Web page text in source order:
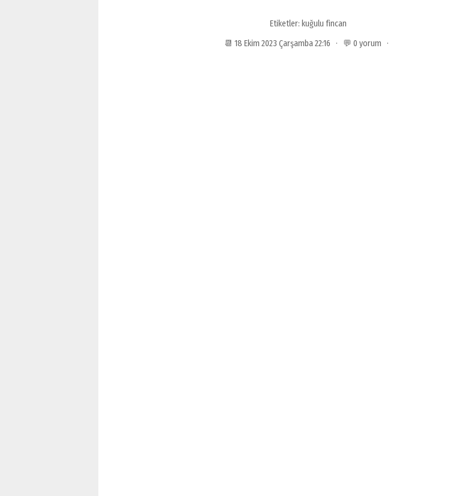
Etiketler: kuğulu fincan
📆 18 Ekim 2023 Çarşamba 22:16 · 💬 0 yorum ·